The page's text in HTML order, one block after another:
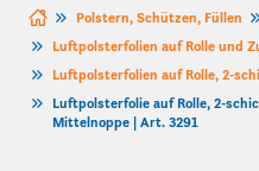
Polstern, Schützen, Füllen
Luftpolsterfolien auf Rolle und
Luftpolsterfolien auf Rolle, 2-
Luftpolsterfolie auf Rolle, 2-
Mittelnoppe | Art. 3291